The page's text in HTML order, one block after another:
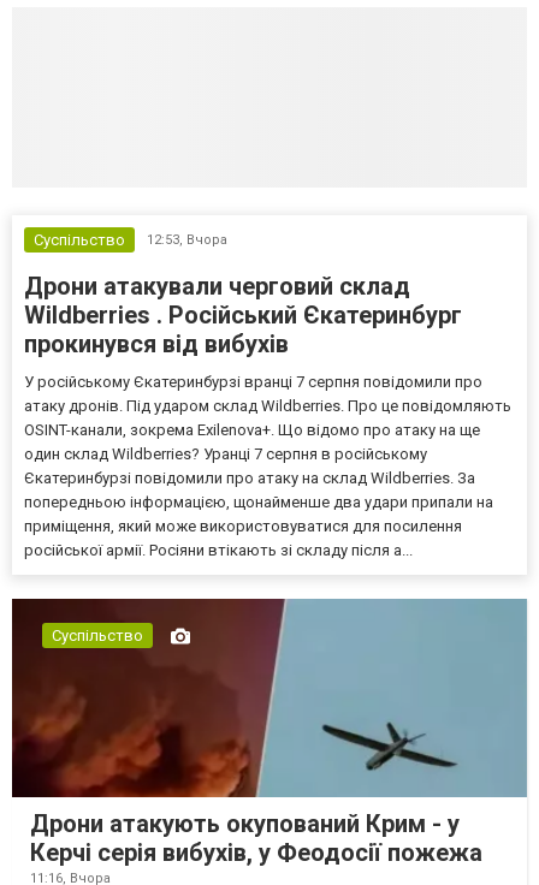
Суспільство 12:53, Вчора
Дрони атакували черговий склад
Wildberries . Російський Єкатеринбург
прокинувся від вибухів
У російському Єкатеринбурзі вранці 7 серпня повідомили про
атаку дронів. Під ударом склад Wildberries. Про це повідомляють
OSINT-канали, зокрема Exilenova+. Що відомо про атаку на ще
один склад Wildberries? Уранці 7 серпня в російському
Єкатеринбурзі повідомили про атаку на склад Wildberries. За
попередньою інформацією, щонайменше два удари припали на
приміщення, який може використовуватися для посилення
російської армії. Росіяни втікають зі складу після а...
Суспільство
Дрони атакують окупований Крим - у
Керчі серія вибухів, у Феодосії пожежа
11:16, Вчора